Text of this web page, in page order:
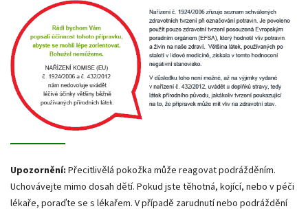
Upozornění: Přecitlivělá pokožka může reagovat podrážděním.
Uchovávejte mimo dosah dětí. Pokud jste těhotná, kojící, nebo v péči
lékaře, poraďte se s lékařem. V případě zarudnutí nebo podráždění